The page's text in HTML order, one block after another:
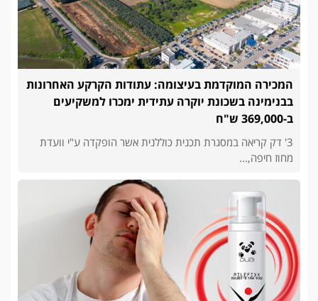
המכירה המוקדמת בעיצומה: עתודות הקרקע האחרונות
בבנימינה בשכונת יוקרה עתידית ימכרו למשקיעים
ב-369,000 ש"ח
3' דק קריאה במסגרת תכנית כוללנית אשר הופקדה ע"י וועדת
מחוז חיפה,...